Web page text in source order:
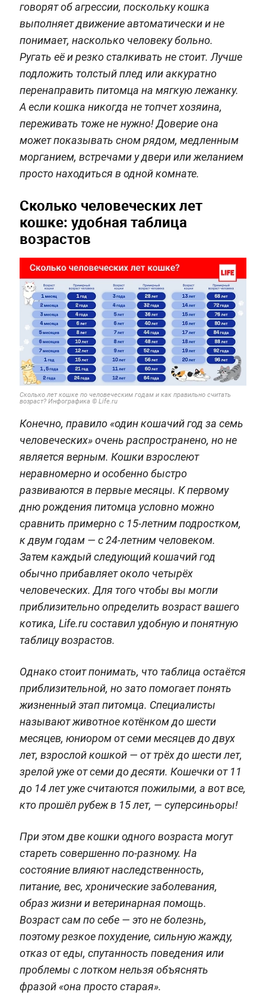
говорят об агрессии, поскольку кошка
выполняет движение автоматически и не
понимает, насколько человеку больно.
Ругать её и резко сталкивать не стоит. Лучше
подложить толстый плед или аккуратно
перенаправить питомца на мягкую лежанку.
А если кошка никогда не топчет хозяина,
переживать тоже не нужно! Доверие она
может показывать сном рядом, медленным
морганием, встречами у двери или желанием
просто находиться в одной комнате.
Сколько человеческих лет
кошке: удобная таблица
возрастов
Сколько лет кошке по человеческим годам и как правильно считать
возраст? Инфографика © Life.ru
Конечно, правило «один кошачий год за семь
человеческих» очень распространено, но не
является верным. Кошки взрослеют
неравномерно и особенно быстро
развиваются в первые месяцы. К первому
дню рождения питомца условно можно
сравнить примерно с 15-летним подростком,
к двум годам — с 24-летним человеком.
Затем каждый следующий кошачий год
обычно прибавляет около четырёх
человеческих. Для того чтобы вы могли
приблизительно определить возраст вашего
котика, Life.ru составил удобную и понятную
таблицу возрастов.
Однако стоит понимать, что таблица остаётся
приблизительной, но зато помогает понять
жизненный этап питомца. Специалисты
называют животное котёнком до шести
месяцев, юниором от семи месяцев до двух
лет, взрослой кошкой — от трёх до шести лет,
зрелой уже от семи до десяти. Кошечки от 11
до 14 лет уже считаются пожилыми, а вот все,
кто прошёл рубеж в 15 лет, — суперсиньоры!
При этом две кошки одного возраста могут
стареть совершенно по-разному. На
состояние влияют наследственность,
питание, вес, хронические заболевания,
образ жизни и ветеринарная помощь.
Возраст сам по себе — это не болезнь,
поэтому резкое похудение, сильную жажду,
отказ от еды, спутанность поведения или
проблемы с лотком нельзя объяснять
фразой «она просто старая».